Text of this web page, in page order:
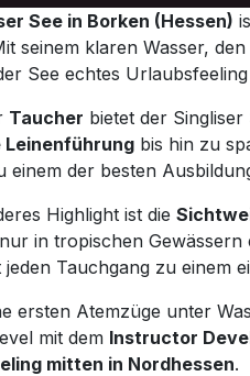
See in Borken (Hessen)
seinem klaren Wasser,
See echtes
Taucher bietet der
Leinenführung bis hin zu
einem der besten
Highlight ist die
in tropischen
Tauchgang zu einem
ersten Atemzüge unter
mit dem Instructor
mitten in Nordhessen.